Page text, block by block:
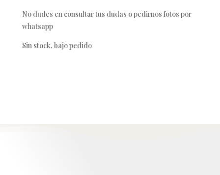
No dudes en consultar tus dudas o pedirnos fotos por
whatsapp
Sin stock, bajo pedido